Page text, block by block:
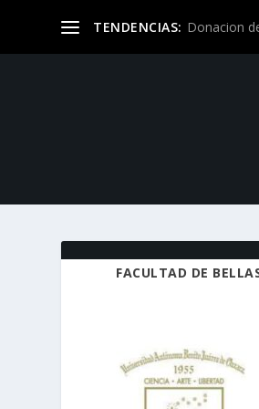
TENDENCIAS: Donacion
FACULTAD DE